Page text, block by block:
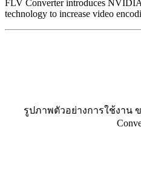
FLV Converter introduces
technology to increase video
รูปภาพตัวอย่างการใช้งาน